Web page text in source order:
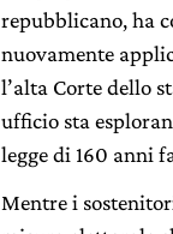
repubblicano, ha
nuovamente
l’alta Corte dello
ufficio sta
legge di 160 anni
Mentre i